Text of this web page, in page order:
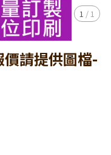
1 / 1
請提供圖檔-